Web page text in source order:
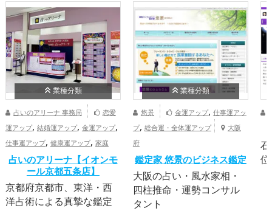
業種分類
占いのアリーナ 事務局
恋愛
運アップ, 結婚運アップ, 金運アップ,
仕事運アップ, 健康運アップ, 家庭
運・家族運アップ,総合運・全体運ア
京都府
占いのアリーナ【イオンモ
ール京都五条店】
京都府京都市、東洋・西
洋占術による真摯な鑑定
業種分類
悠景 金運アップ, 仕事運アッ
プ, 総合運・全体運アップ
大阪
府
鑑定家 悠景のビジネス鑑定
大阪の占い・風水家相・
四柱推命・運勢コンサル
タント